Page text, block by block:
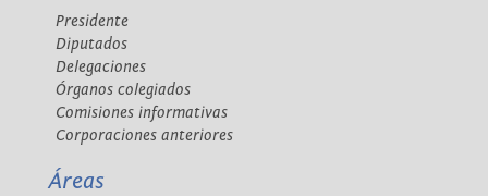
Presidente
Diputados
Delegaciones
Órganos colegiados
Comisiones informativas
Corporaciones anteriores
Áreas